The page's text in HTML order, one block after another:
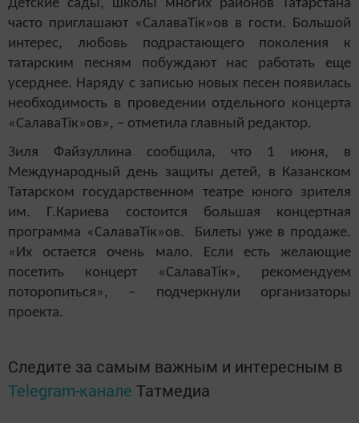
Детские сады, школы многих районов Татарстана
часто приглашают «СалаваТік»ов в гости. Большой
интерес, любовь подрастающего поколения к
татарским песням побуждают нас работать еще
усерднее. Наряду с записью новых песен появилась
необходимость в проведении отдельного концерта
«СалаваТік»ов», – отметила главный редактор.
Зиля Файзуллина сообщила, что 1 июня, в
Международный день защиты детей, в Казанском
Татарском государственном театре юного зрителя
им. Г.Кариева состоится большая концертная
программа «СалаваТік»ов. Билеты уже в продаже.
«Их остается очень мало. Если есть желающие
посетить концерт «СалаваТік», рекомендуем
поторопиться», – подчеркнули организаторы
проекта.
Следите за самым важным и интересным в
Telegram-канале Татмедиа